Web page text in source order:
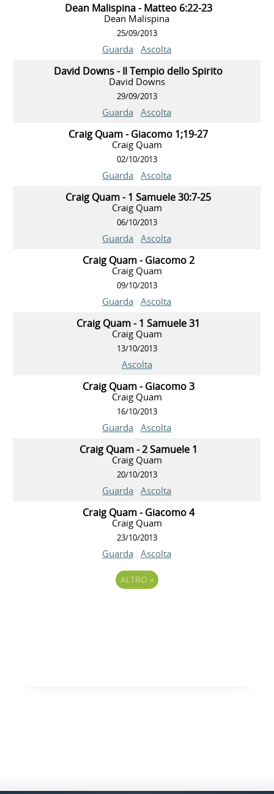
Dean Malispina - Matteo 6:22-23
Dean Malispina
25/09/2013
Guarda Ascolta
David Downs - Il Tempio dello Spirito
David Downs
29/09/2013
Guarda Ascolta
Craig Quam - Giacomo 1;19-27
Craig Quam
02/10/2013
Guarda Ascolta
Craig Quam - 1 Samuele 30:7-25
Craig Quam
06/10/2013
Guarda Ascolta
Craig Quam - Giacomo 2
Craig Quam
09/10/2013
Guarda Ascolta
Craig Quam - 1 Samuele 31
Craig Quam
13/10/2013
Ascolta
Craig Quam - Giacomo 3
Craig Quam
16/10/2013
Guarda Ascolta
Craig Quam - 2 Samuele 1
Craig Quam
20/10/2013
Guarda Ascolta
Craig Quam - Giacomo 4
Craig Quam
23/10/2013
Guarda Ascolta
ALTRO »